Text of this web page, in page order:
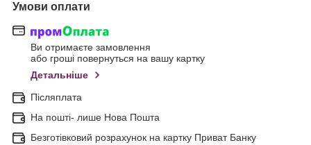
Умови оплати
Ви отримаєте замовлення
або гроші повернуться на вашу картку
Детальніше
Післяплата
На пошті- лише Нова Пошта
Безготівковий розрахунок на картку Приват Банку